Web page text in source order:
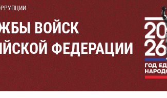
ВОЙСК
ФЕДЕРАЦИИ